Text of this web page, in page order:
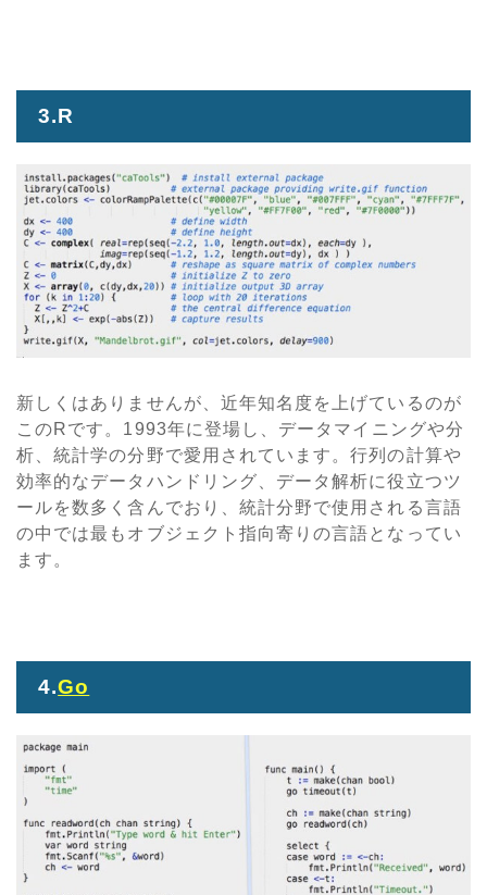
3.R
新しくはありませんが、近年知名度を上げているのが
このRです。1993年に登場し、データマイニングや分
析、統計学の分野で愛用されています。行列の計算や
効率的なデータハンドリング、データ解析に役立つツ
ールを数多く含んでおり、統計分野で使用される言語
の中では最もオブジェクト指向寄りの言語となってい
ます。
4.Go